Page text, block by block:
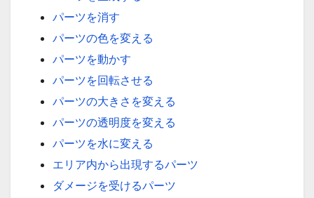
パーツを消す
パーツの色を変える
パーツを動かす
パーツを回転させる
パーツの大きさを変える
パーツの透明度を変える
パーツを水に変える
エリア内から出現するパーツ
ダメージを受けるパーツ